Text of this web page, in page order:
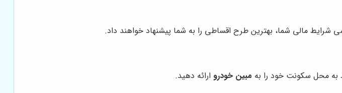
شرایط مالی شما، بهترین طرح اقساطی را به شما پیشنهاد خواهند داد.
به محل سکونت خود را به مبین خودرو ارائه دهید.